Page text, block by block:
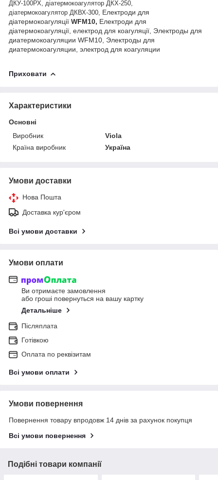
ДКУ-100РХ, діатермокоагулятор ДКХ-250,
діатермокоагулятор ДКВХ-300, Електроди для
діатермокоагуляції WFM10, Електроди для
діатермокоагуляції, електрод для коагуляції, Электроды для
диатермокоагуляции WFM10, Электроды для
диатермокоагуляции, электрод для коагуляции
Приховати
Характеристики
Основні
Виробник
Viola
Країна виробник
Україна
Умови доставки
Нова Пошта
Доставка кур'єром
Всі умови доставки
Умови оплати
Ви отримаєте замовлення
або гроші повернуться на вашу картку
Детальніше
Післяплата
Готівкою
Оплата по реквізитам
Всі умови оплати
Умови повернення
Повернення товару впродовж 14 днів за рахунок покупця
Всі умови повернення
Подібні товари компанії